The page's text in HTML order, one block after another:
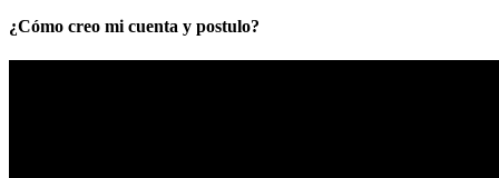
¿Cómo creo mi cuenta y postulo?